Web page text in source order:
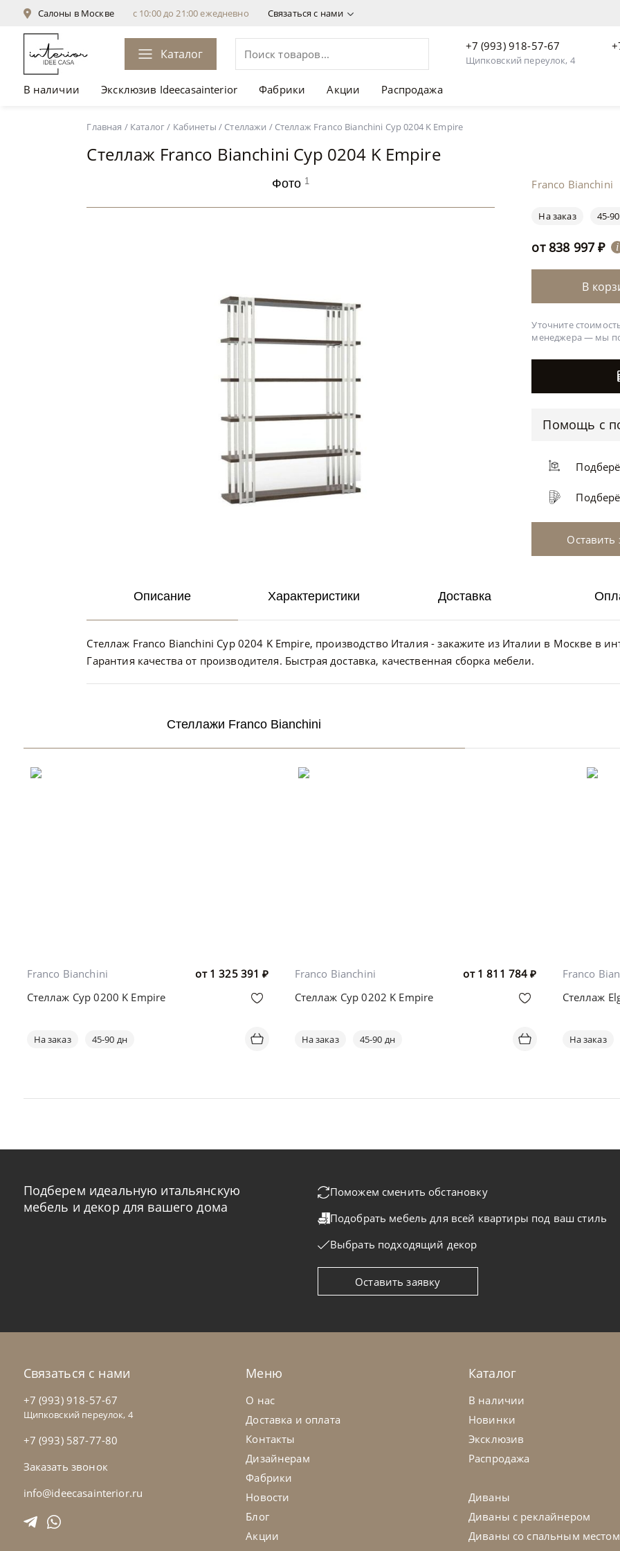
Салоны в Москве с 10:00 до 21:00 ежедневно Связаться с нами
Каталог
+7 (993) 918-57-67
Щипковский переулок, 4
В наличии Эксклюзив Ideecasainterior Фабрики Акции Распродажа
Главная / Каталог/ Кабинеты / Стеллажи / Стеллаж Franco Bianchini Cyp 0204 K Empire
Стеллаж Franco Bianchini Cyp 0204 K Empire
Фото 1 Franco Bianchini
На заказ 45-
от 838 997 ₽ i
В
Уточните
менеджера — мы
Помощь с
Оставить
Описание
Стеллаж Franco Bianchini Cyp 0204 K Empire, производство Италия - закажите из Италии в Москве в
Гарантия качества от производителя. Быстрая доставка, качественная сборка мебели.
Характеристики Доставка
Стеллажи Franco Bianchini
от 1 325 391 ₽
Franco Bianchini
Стеллаж Cyp 0200 K Empire
На заказ 45-90 дн
от 1 811 784 ₽
Franco Bianchini
Стеллаж Cyp 0202 K Empire
На заказ 45-90 дн
Franco
Стеллаж
На заказ
Подберем идеальную итальянскую
мебель и декор для вашего дома
Поможем сменить обстановку
Подобрать мебель для всей квартиры под ваш стиль
Выбрать подходящий декор
Оставить заявку
Связаться с нами
+7 (993) 918-57-67
Щипковский переулок, 4
+7 (993) 587-77-80
Заказать звонок
info@ideecasainterior.ru
Меню
О нас
Доставка и оплата
Контакты
Дизайнерам
Фабрики
Новости
Блог
Акции
Каталог
В наличии
Новинки
Эксклюзив
Распродажа
Диваны
Диваны с реклайнером
Диваны со спальным местом